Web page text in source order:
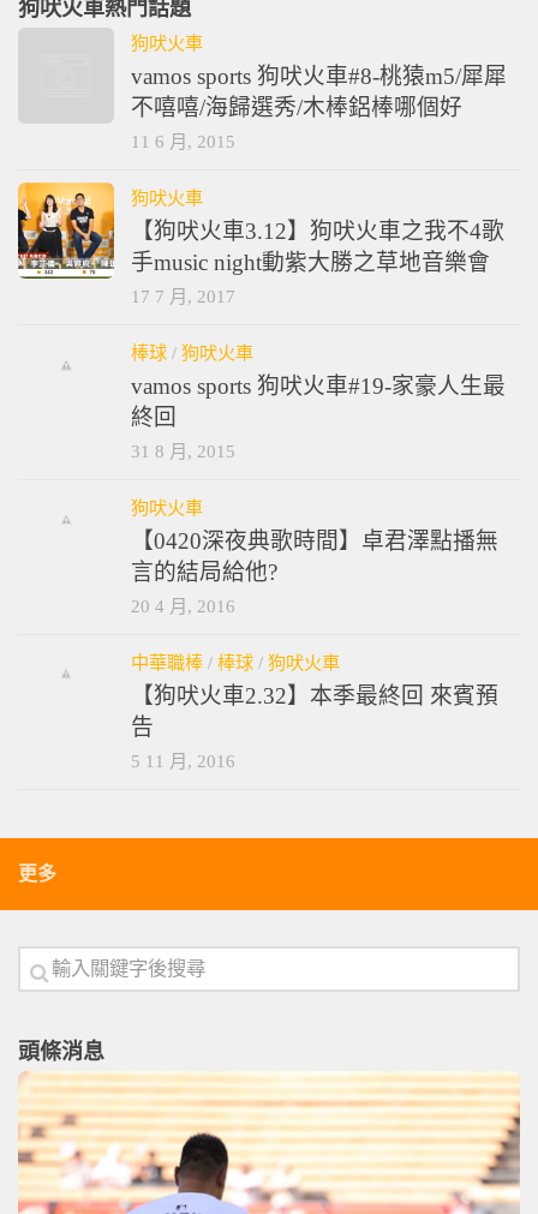
狗吠火車熱門話題
狗吠火車
vamos sports 狗吠火車#8-桃猿m5/犀犀
不嘻嘻/海歸選秀/木棒鋁棒哪個好
11 6 月, 2015
狗吠火車
【狗吠火車3.12】狗吠火車之我不4歌
手music night動紫大勝之草地音樂會
17 7 月, 2017
棒球 / 狗吠火車
vamos sports 狗吠火車#19-家豪人生最
終回
31 8 月, 2015
狗吠火車
【0420深夜典歌時間】卓君澤點播無
言的結局給他?
20 4 月, 2016
中華職棒 / 棒球 / 狗吠火車
【狗吠火車2.32】本季最終回 來賓預
告
5 11 月, 2016
更多
頭條消息